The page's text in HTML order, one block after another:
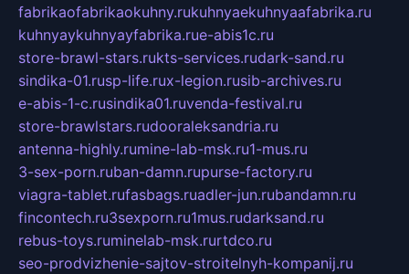
fabrikaofabrikaokuhny.rukuhnyaekuhnyaafabrika.ru
kuhnyaykuhnyayfabrika.rue-abis1c.ru
store-brawl-stars.rukts-services.rudark-sand.ru
sindika-01.rusp-life.rux-legion.rusib-archives.ru
e-abis-1-c.rusindika01.ruvenda-festival.ru
store-brawlstars.rudooraleksandria.ru
antenna-highly.rumine-lab-msk.ru1-mus.ru
3-sex-porn.ruban-damn.rupurse-factory.ru
viagra-tablet.rufasbags.ruadler-jun.rubandamn.ru
fincontech.ru3sexporn.ru1mus.rudarksand.ru
rebus-toys.ruminelab-msk.rurtdco.ru
seo-prodvizhenie-sajtov-stroitelnyh-kompanij.ru